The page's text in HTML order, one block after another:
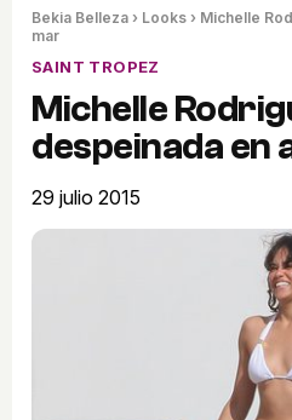
Bekia Belleza › Looks › Michelle
mar
SAINT TROPEZ
Michelle
despeinada en
29 julio 2015